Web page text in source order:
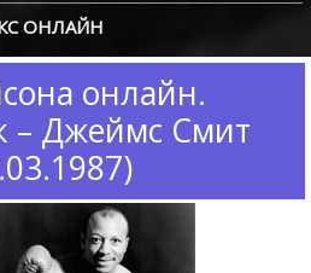
ОНЛАЙН
онлайн.
– Джеймс Смит